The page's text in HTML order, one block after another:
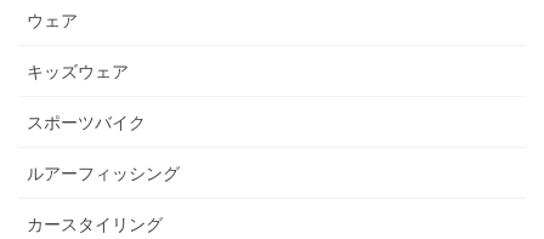
ウェア
キッズウェア
スポーツバイク
ルアーフィッシング
カースタイリング